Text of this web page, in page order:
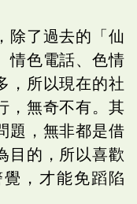
除了過去的「仙
情色電話、色情
，所以現在的社
，無奇不有。其
題，無非都是借
目的，所以喜歡
，才能免蹈陷